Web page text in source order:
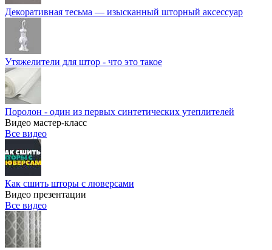
Декоративная тесьма — изысканный шторный аксессуар
Утяжелители для штор - что это такое
Поролон - один из первых синтетических утеплителей
Видео мастер-класс
Все видео
Как сшить шторы с люверсами
Видео презентации
Все видео